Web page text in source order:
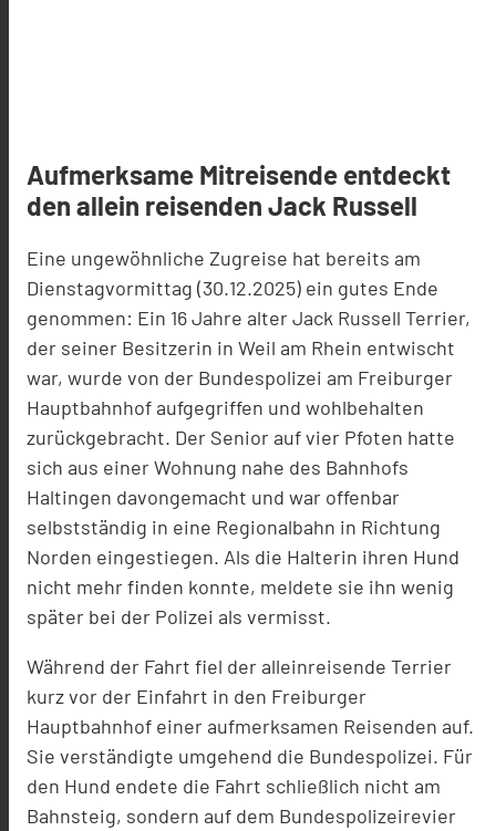
Aufmerksame Mitreisende entdeckt
den allein reisenden Jack Russell
Eine ungewöhnliche Zugreise hat bereits am
Dienstagvormittag (30.12.2025) ein gutes Ende
genommen: Ein 16 Jahre alter Jack Russell Terrier,
der seiner Besitzerin in Weil am Rhein entwischt
war, wurde von der Bundespolizei am Freiburger
Hauptbahnhof aufgegriffen und wohlbehalten
zurückgebracht. Der Senior auf vier Pfoten hatte
sich aus einer Wohnung nahe des Bahnhofs
Haltingen davongemacht und war offenbar
selbstständig in eine Regionalbahn in Richtung
Norden eingestiegen. Als die Halterin ihren Hund
nicht mehr finden konnte, meldete sie ihn wenig
später bei der Polizei als vermisst.
Während der Fahrt fiel der alleinreisende Terrier
kurz vor der Einfahrt in den Freiburger
Hauptbahnhof einer aufmerksamen Reisenden auf.
Sie verständigte umgehend die Bundespolizei. Für
den Hund endete die Fahrt schließlich nicht am
Bahnsteig, sondern auf dem Bundespolizeirevier